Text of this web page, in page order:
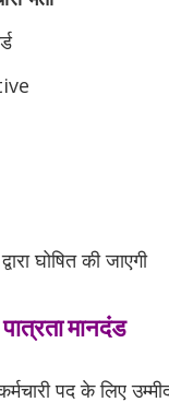
घोषित की जाएगी
मानदंड
पद के लिए